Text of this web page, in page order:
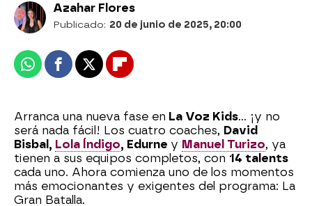
Azahar Flores
Publicado: 20 de junio de 2025, 20:00
WhatsappFacebook
X Flipboard
Arranca una nueva fase en La Voz Kids… ¡y no
será nada fácil! Los cuatro coaches, David
Bisbal, Lola Índigo, Edurne y Manuel Turizo, ya
tienen a sus equipos completos, con 14 talents
cada uno. Ahora comienza uno de los momentos
más emocionantes y exigentes del programa: La
Gran Batalla.